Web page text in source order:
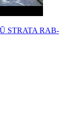
STRATA RAB-